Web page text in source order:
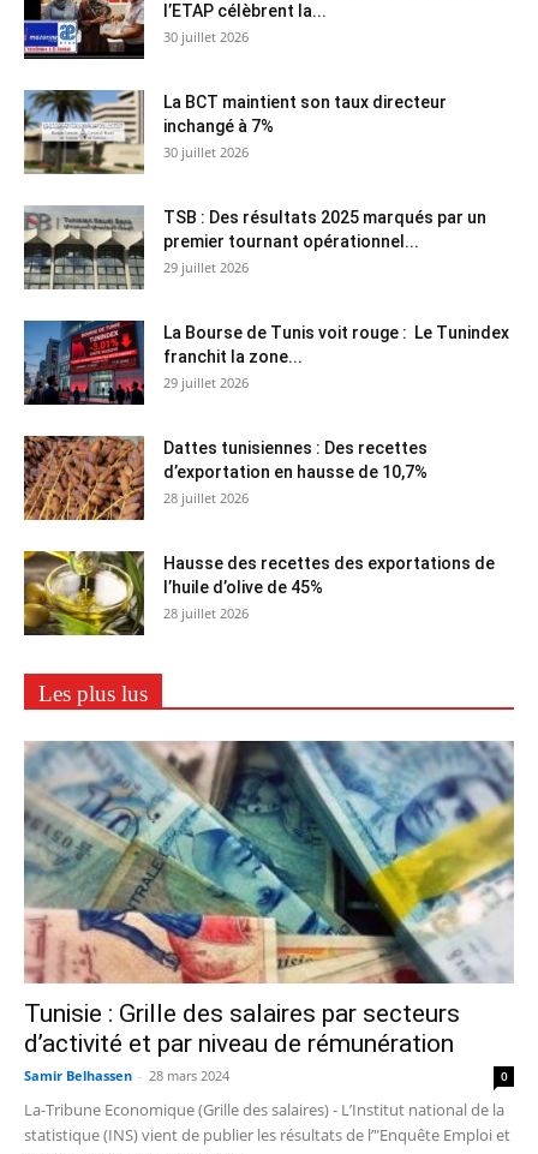
l’ETAP célèbrent la...
30 juillet 2026
La BCT maintient son taux directeur
inchangé à 7%
30 juillet 2026
TSB : Des résultats 2025 marqués par un
premier tournant opérationnel...
29 juillet 2026
La Bourse de Tunis voit rouge : Le Tunindex
franchit la zone...
29 juillet 2026
Dattes tunisiennes : Des recettes
d’exportation en hausse de 10,7%
28 juillet 2026
Hausse des recettes des exportations de
l’huile d’olive de 45%
28 juillet 2026
Les plus lus
Tunisie : Grille des salaires par secteurs
d’activité et par niveau de rémunération
Samir Belhassen - 28 mars 2024 0
La-Tribune Economique (Grille des salaires) - L’Institut national de la
statistique (INS) vient de publier les résultats de l’"Enquête Emploi et